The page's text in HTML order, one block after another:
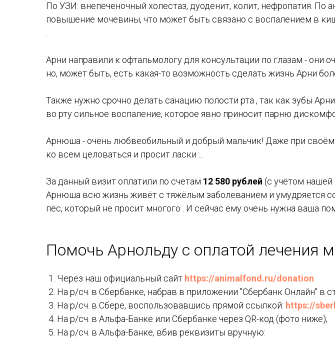
По УЗИ: внепеченочный холестаз, дуоденит, колит, нефропатия. По
повышение мочевины, что может быть связано с воспалением в
Арни направили к офтальмологу для консультации по глазам - они
но, может быть, есть какая-то возможность сделать жизнь Арни
Также нужно срочно делать санацию полости рта , так как зубы
во рту сильное воспаление, которое явно приносит парню
Арнюша - очень любвеобильный и добрый мальчик! Даже при своём
ко всем целоваться и просит ласки ...
За данный визит оплатили по счетам 12 580 рублей (с учётом нашей
Арнюша всю жизнь живёт с тяжёлым заболеванием и умудряется
пёс, который не просит многого . И сейчас ему очень нужна ваша
Помочь Арнольду с оплатой лечения
Через наш официальный сайт https://animalfond.ru/donation
На р/сч. в Сбербанке, набрав в приложении "Сбербанк Онлайн" в
На р/сч. в Сбере, воспользовавшись прямой ссылкой: https://
На р/сч. в Альфа-Банке или Сбербанке через QR-код (фото ниже);
На р/сч. в Альфа-Банке, вбив реквизиты вручную: